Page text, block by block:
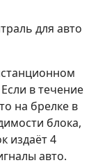
для авто
в течение
на брелке в
блока,
издаёт 4
авто.